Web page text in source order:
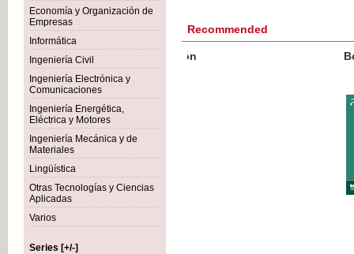
Economía y Organización de
Empresas
Informática
Ingeniería Civil
Ingeniería Electrónica y
Comunicaciones
Ingeniería Energética,
Eléctrica y Motores
Ingeniería Mecánica y de
Materiales
Lingüística
Otras Tecnologías y Ciencias
Aplicadas
Varios
Series [+/-]
Recommended
Botánica Agroalimentaria